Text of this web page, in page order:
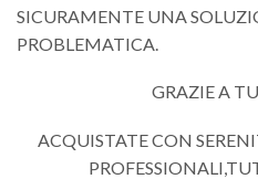
SICURAMENTE UNA
PROBLEMATICA.
GRAZIE A
ACQUISTATE CON